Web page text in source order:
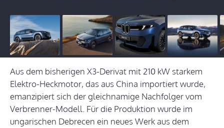
Aus dem bisherigen X3-Derivat mit 210 kW starkem
Elektro-Heckmotor, das aus China importiert wurde,
emanzipiert sich der gleichnamige Nachfolger vom
Verbrenner-Modell. Für die Produktion wurde im
ungarischen Debrecen ein neues Werk aus dem